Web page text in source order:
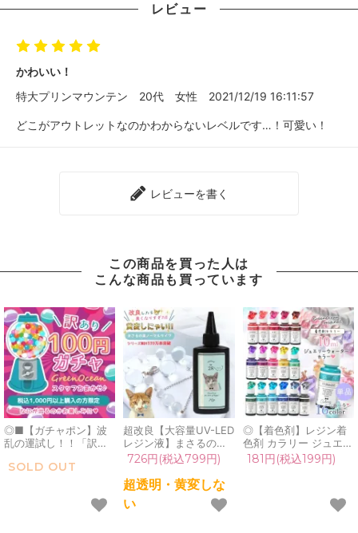
レビュー
かわいい！
特大プリンマウンテン
20代 女性 2021/12/19 16:11:57
どこがアウトレットなのかわからないレベルです…！可愛い！
レビューを書く
この商品を買った人は
こんな商品も買っています
◎■【ガチャポン】波
乱の運試し！！「訳あ
文につき1つだけよ♪毎
ーツ,雑貨,アクセサリー
SOLD OUT
超改良【大容量UV-LED
レジン液】まさるの涙
ver.03 超透明 70g 初心
者 作家 コーティング
ハード 黄変しない 高品
質 クリア 猫 UVレジン
液 安い おすすめ
726円(税込799円)
超透明・黄変しな
い
◎【着色剤】レジン着
色剤 カラリー ジュエリ
ーウォーターカラー 単
品 レジン着色料 定番
GreenOceanオリジナ
181円(税込199円)